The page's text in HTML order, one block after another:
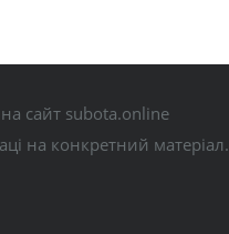
сайт subota.online
на конкретний матеріал.